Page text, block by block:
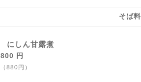
そば
にしん甘露煮
800 円
（880円）